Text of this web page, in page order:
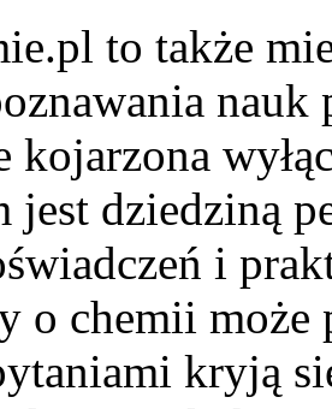
to także
kojarzona
jest dziedziną
i
o chemii może
kryją